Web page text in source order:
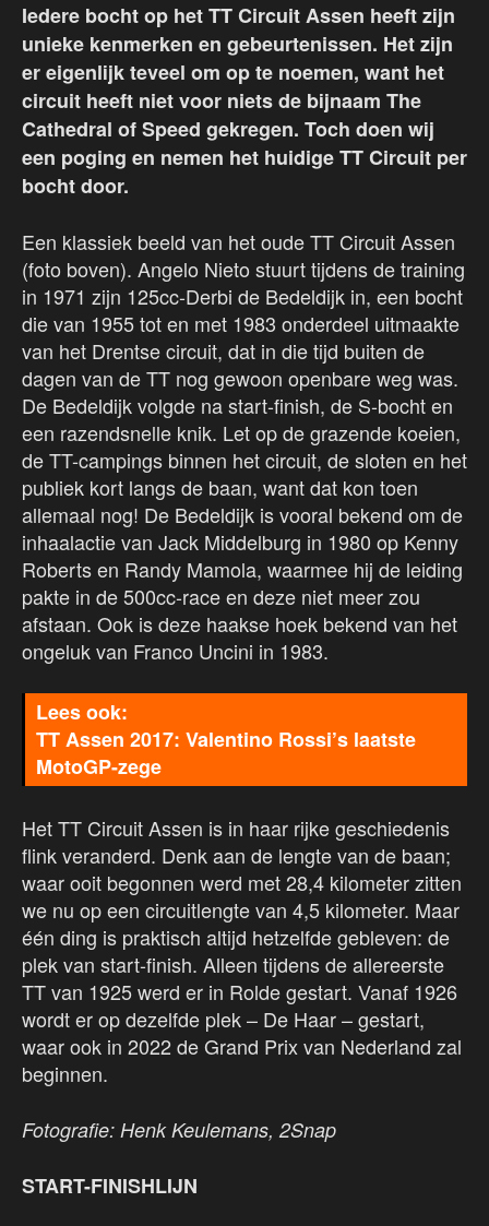
Iedere bocht op het TT Circuit Assen heeft zijn
unieke kenmerken en gebeurtenissen. Het zijn
er eigenlijk teveel om op te noemen, want het
circuit heeft niet voor niets de bijnaam The
Cathedral of Speed gekregen. Toch doen wij
een poging en nemen het huidige TT Circuit per
bocht door.
Een klassiek beeld van het oude TT Circuit Assen
(foto boven). Angelo Nieto stuurt tijdens de training
in 1971 zijn 125cc-Derbi de Bedeldijk in, een bocht
die van 1955 tot en met 1983 onderdeel uitmaakte
van het Drentse circuit, dat in die tijd buiten de
dagen van de TT nog gewoon openbare weg was.
De Bedeldijk volgde na start-finish, de S-bocht en
een razendsnelle knik. Let op de grazende koeien,
de TT-campings binnen het circuit, de sloten en het
publiek kort langs de baan, want dat kon toen
allemaal nog! De Bedeldijk is vooral bekend om de
inhaalactie van Jack Middelburg in 1980 op Kenny
Roberts en Randy Mamola, waarmee hij de leiding
pakte in de 500cc-race en deze niet meer zou
afstaan. Ook is deze haakse hoek bekend van het
ongeluk van Franco Uncini in 1983.
TT Assen 2017: Valentino Rossi’s laatste
MotoGP-zege
Het TT Circuit Assen is in haar rijke geschiedenis
flink veranderd. Denk aan de lengte van de baan;
waar ooit begonnen werd met 28,4 kilometer zitten
we nu op een circuitlengte van 4,5 kilometer. Maar
één ding is praktisch altijd hetzelfde gebleven: de
plek van start-finish. Alleen tijdens de allereerste
TT van 1925 werd er in Rolde gestart. Vanaf 1926
wordt er op dezelfde plek – De Haar – gestart,
waar ook in 2022 de Grand Prix van Nederland zal
beginnen.
Fotografie: Henk Keulemans, 2Snap
START-FINISHLIJN